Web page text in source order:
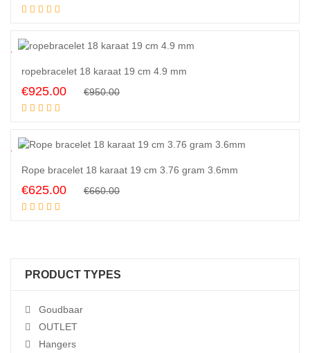
€1,250.00.
€1,155.00.
ropebracelet 18 karaat 19 cm 4.9 mm
€950.00Original
€950.00.
€925.00
Current
€925.00.
Rope bracelet 18 karaat 19 cm 3.76 gram 3.6mm
€660.00Original
€625.00
Current
PRODUCT TYPES
Goudbaar
OUTLET
Hangers